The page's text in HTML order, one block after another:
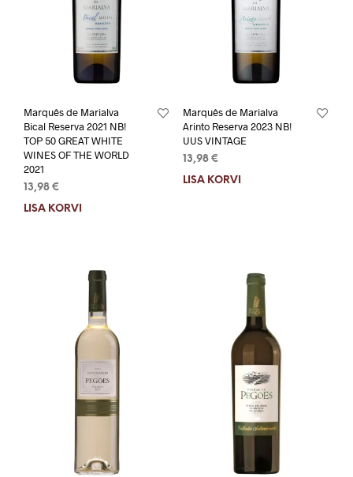
Marquês de Marialva
Bical Reserva 2021 NB!
TOP 50 GREAT WHITE
WINES OF THE WORLD
2021
13,98 €
LISA KORVI
Marquês de Marialva
Arinto Reserva 2023 NB!
UUS VINTAGE
13,98 €
LISA KORVI